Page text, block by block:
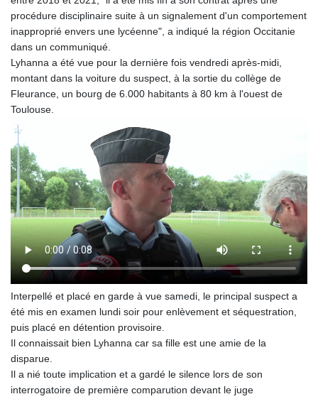
LKR 387.390908
LRD 208.169125
LTL 3.40613
LVL 0.69777
LYD 7.351704
MGA 4958.406278
MKD 61.485437
MMK 2421.811214
MNT 4147.977671
MOP 9.318746
MRU 46.234691
MUR 54.148043
MVR 17.822046
MWK 1999.741972
MXN 19.840834
MYR 4.717788
MZN 73.723223
NAD 18.810866
NGN 1571.940531
NOK 11.010746
NPR 175.605964
procédure disciplinaire suite à un signalement d'un comportement
inapproprié envers une lycéenne", a indiqué la région Occitanie
dans un communiqué.
Lyhanna a été vue pour la dernière fois vendredi après-midi,
montant dans la voiture du suspect, à la sortie du collège de
Fleurance, un bourg de 6.000 habitants à 80 km à l'ouest de
Toulouse.
Interpellé et placé en garde à vue samedi, le principal suspect a
été mis en examen lundi soir pour enlèvement et séquestration,
puis placé en détention provisoire.
Il connaissait bien Lyhanna car sa fille est une amie de la
disparue.
Il a nié toute implication et a gardé le silence lors de son
interrogatoire de première comparution devant le juge